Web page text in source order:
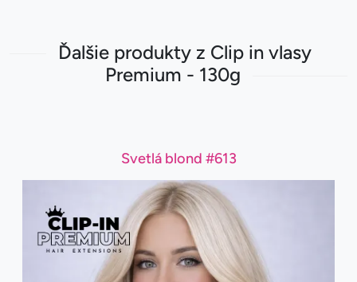
Ďalšie produkty z Clip in vlasy
Premium - 130g
Svetlá blond #613